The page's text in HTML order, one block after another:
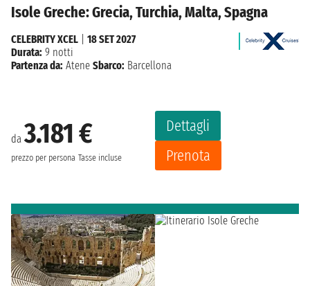
Isole Greche: Grecia, Turchia, Malta, Spagna
da3.181 €
prezzo per persona Tasse incluse
Dettagli
Prenota
CELEBRITY XCEL
18 SET 2027
Durata: 9 notti
Partenza da: Atene Sbarco: Barcellona